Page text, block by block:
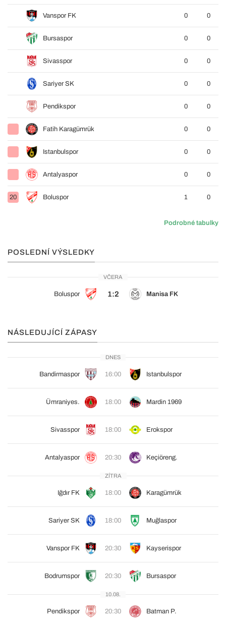
Vanspor FK 0 0
Bursaspor 0 0
Sivasspor 0 0
Sariyer SK 0 0
Pendikspor 0 0
Fatih Karagümrük 0 0
Istanbulspor 0 0
Antalyaspor 0 0
20 Boluspor 1 0
Podrobné tabulky
POSLEDNÍ VÝSLEDKY
VČERA
Boluspor 1:2 Manisa FK
NÁSLEDUJÍCÍ ZÁPASY
DNES
Bandirmaspor 16:00 Istanbulspor
Ümraniyes. 18:00 Mardin 1969
Sivasspor 18:00 Erokspor
Antalyaspor 20:30 Keçiöreng.
ZÍTRA
Iğdır FK 18:00 Karagümrük
Sariyer SK 18:00 Muğlaspor
Vanspor FK 20:30 Kayserispor
Bodrumspor 20:30 Bursaspor
10.08.
Pendikspor 20:30 Batman P.